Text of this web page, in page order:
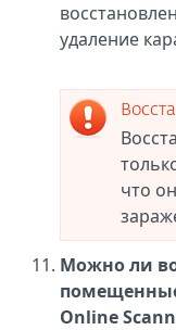
удаление
что
Можно ли
Online